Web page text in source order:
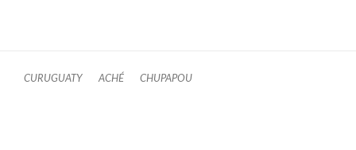
CURUGUATY ACHÉ CHUPAPOU